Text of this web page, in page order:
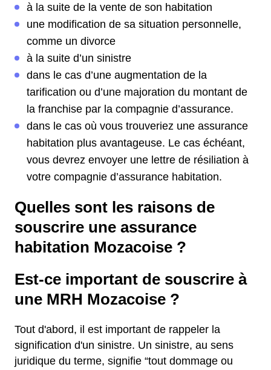
à la suite de la vente de son habitation
une modification de sa situation personnelle,
comme un divorce
à la suite d’un sinistre
dans le cas d’une augmentation de la
tarification ou d’une majoration du montant de
la franchise par la compagnie d’assurance.
dans le cas où vous trouveriez une assurance
habitation plus avantageuse. Le cas échéant,
vous devrez envoyer une lettre de résiliation à
votre compagnie d’assurance habitation.
Quelles sont les raisons de
souscrire une assurance
habitation Mozacoise ?
Est-ce important de souscrire à
une MRH Mozacoise ?
Tout d'abord, il est important de rappeler la
signification d'un sinistre. Un sinistre, au sens
juridique du terme, signifie “tout dommage ou